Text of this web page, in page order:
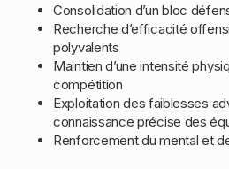
Consolidation d’un bloc
Recherche d’efficacité
polyvalents
Maintien d’une intensité
compétition
Exploitation des faiblesses
connaissance précise des
Renforcement du mental et